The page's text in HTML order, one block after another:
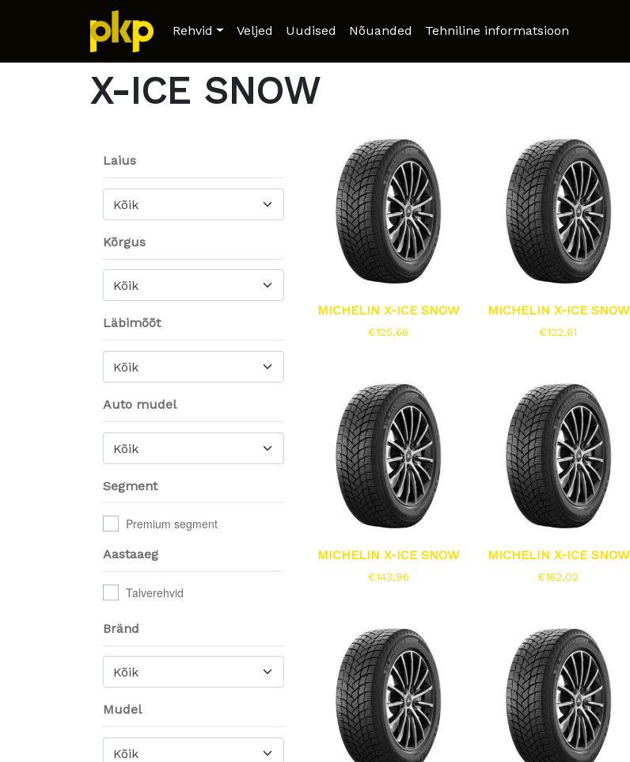
Rehvid Veljed Uudised Nõuanded Tehniline informatsioon
Home/ Product Model / X-ICE SNOW
X-ICE SNOW
MICHELIN X-ICE SNOW
€125,66
MICHELIN X-ICE SNOW
€122,61
MICHELIN X-ICE SNOW
€143,96
MICHELIN X-ICE SNOW
€162,02
Laius
Kõik
Kõrgus
Kõik
Läbimõõt
Kõik
Auto mudel
Kõik
Segment
Premium segment
Aastaaeg
Talverehvid
Bränd
Kõik
Mudel
Kõik